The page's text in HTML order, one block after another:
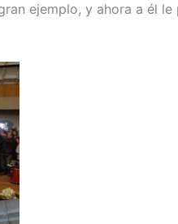
ejemplo, y ahora a él